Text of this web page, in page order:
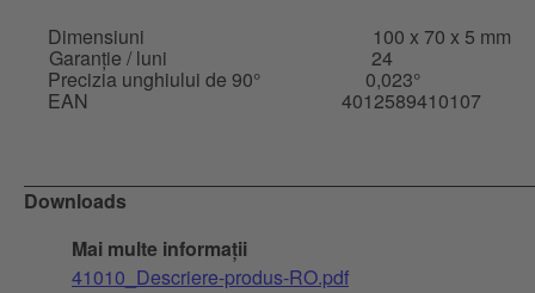
Dimensiuni
100 x 70 x 5 mm
Garanție / luni 24
Precizia unghiului de 90° 0,023°
EAN 4012589410107
Downloads
Mai multe informații
41010_Descriere-produs-RO.pdf